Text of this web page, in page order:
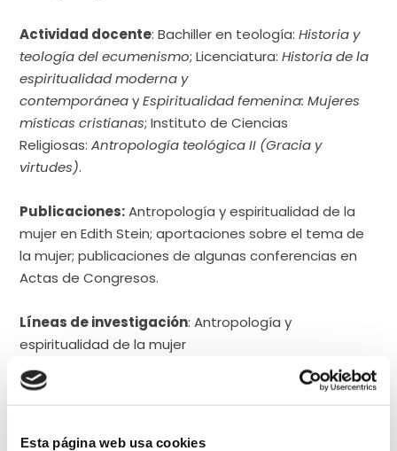
Esta página web usa cookies
Actividad docente: Bachiller en teología: Historia y
teología del ecumenismo; Licenciatura: Historia de la
espiritualidad moderna y
contemporánea y Espiritualidad femenina: Mujeres
místicas cristianas; Instituto de Ciencias
Religiosas: Antropología teológica II (Gracia y
virtudes).
Publicaciones: Antropología y espiritualidad de la
mujer en Edith Stein; aportaciones sobre el tema de
la mujer; publicaciones de algunas conferencias en
Actas de Congresos.
Líneas de investigación: Antropología y
espiritualidad de la mujer